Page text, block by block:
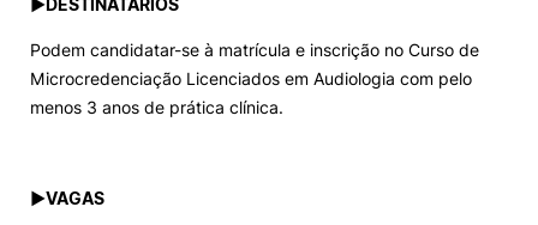
►DESTINATÁRIOS
Podem candidatar-se à matrícula e inscrição no Curso de
Microcredenciação Licenciados em Audiologia com pelo
menos 3 anos de prática clínica.
►VAGAS